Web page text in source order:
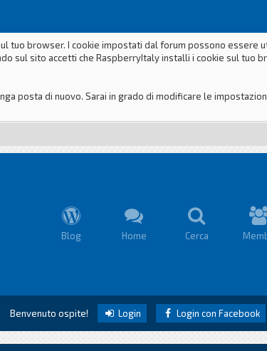
tuo browser. I cookie impostati dal forum possono essere
sul sito accetti che RaspberryItaly installi i cookie sul tuo
posta di nuovo. Sarai in grado di modificare le
Blog Home Cerca
Benvenuto ospite! Login Login con Facebook